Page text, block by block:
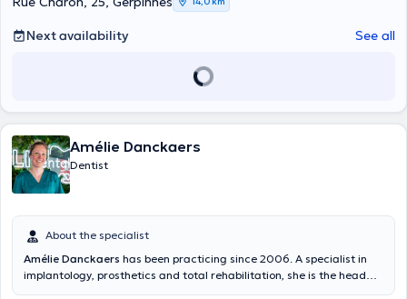
Next availability See all
Amélie Danckaers
Dentist
About the specialist
Amélie Danckaers has been practicing since 2006. A specialist in
implantology, prosthetics and total rehabilitation, she is the head